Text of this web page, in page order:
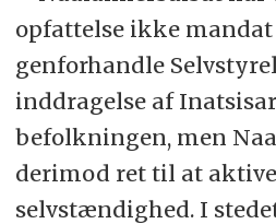
opfattelse ikke
genforhandle
inddragelse af
befolkningen, men
derimod ret til at
selvstændighed. I